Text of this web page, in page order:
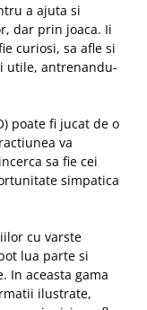
a ajuta si
dar prin joaca. Ii
curiosi, sa afle si
utile, antrenandu-
poate fi jucat de o
va
sa fie cei
simpatica
cu varste
lua parte si
In aceasta gama
ilustrate,